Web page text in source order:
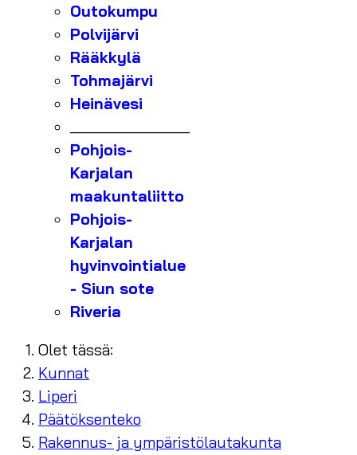
Outokumpu
Polvijärvi
Rääkkylä
Tohmajärvi
Heinävesi
Pohjois-
Karjalan
maakuntaliitto
Pohjois-
Karjalan
hyvinvointialue
- Siun sote
Riveria
Olet tässä:
Kunnat
Liperi
Päätöksenteko
Rakennus- ja ympäristölautakunta